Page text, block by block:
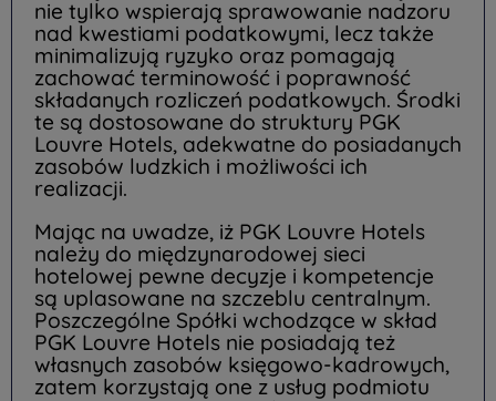
nie tylko wspierają sprawowanie nadzoru
nad kwestiami podatkowymi, lecz także
minimalizują ryzyko oraz pomagają
zachować terminowość i poprawność
składanych rozliczeń podatkowych. Środki
te są dostosowane do struktury PGK
Louvre Hotels, adekwatne do posiadanych
zasobów ludzkich i możliwości ich
realizacji.
Mając na uwadze, iż PGK Louvre Hotels
należy do międzynarodowej sieci
hotelowej pewne decyzje i kompetencje
są uplasowane na szczeblu centralnym.
Poszczególne Spółki wchodzące w skład
PGK Louvre Hotels nie posiadają też
własnych zasobów księgowo-kadrowych,
zatem korzystają one z usług podmiotu